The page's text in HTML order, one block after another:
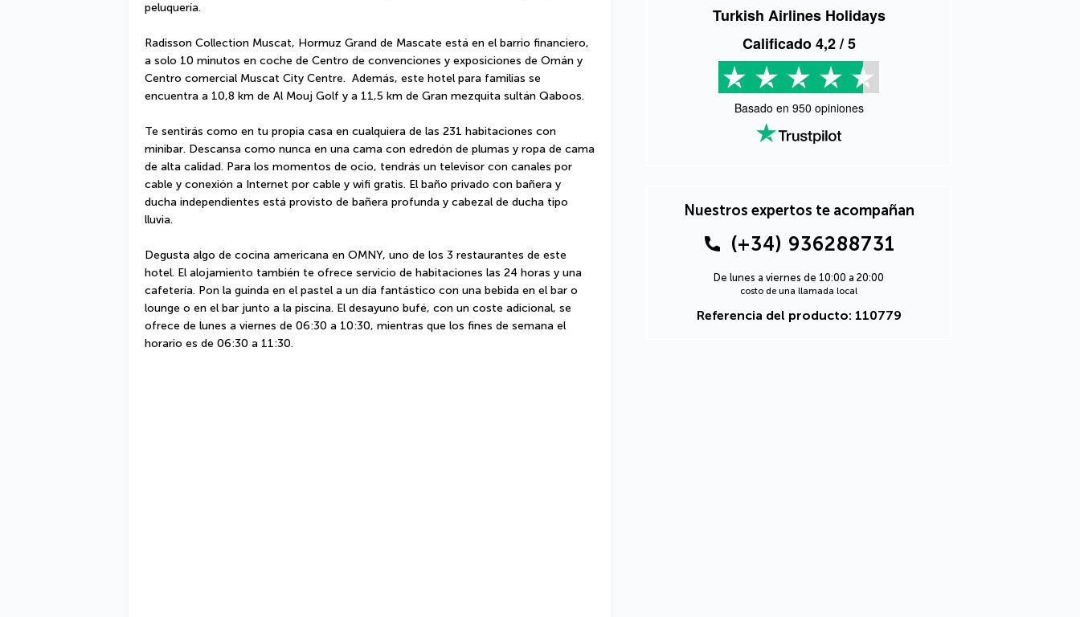
Turkish Airlines Holidays
Calificado4,2/ 5
Basado en 950 opiniones
Nuestros expertos te acompañan
(+34) 936288731
De lunes a viernes de 10:00 a 20:00
costo de una llamada local
Referencia del producto: 110779
peluquería.
Radisson Collection Muscat, Hormuz Grand de Mascate está en el barrio financiero,
a solo 10 minutos en coche de Centro de convenciones y exposiciones de Omán y
Centro comercial Muscat City Centre.  Además, este hotel para familias se
encuentra a 10,8 km de Al Mouj Golf y a 11,5 km de Gran mezquita sultán Qaboos.
Te sentirás como en tu propia casa en cualquiera de las 231 habitaciones con
minibar. Descansa como nunca en una cama con edredón de plumas y ropa de cama
de alta calidad. Para los momentos de ocio, tendrás un televisor con canales por
cable y conexión a Internet por cable y wifi gratis. El baño privado con bañera y
ducha independientes está provisto de bañera profunda y cabezal de ducha tipo
lluvia.
Degusta algo de cocina americana en OMNY, uno de los 3 restaurantes de este
hotel. El alojamiento también te ofrece servicio de habitaciones las 24 horas y una
cafetería. Pon la guinda en el pastel a un día fantástico con una bebida en el bar o
lounge o en el bar junto a la piscina. El desayuno bufé, con un coste adicional, se
ofrece de lunes a viernes de 06:30 a 10:30, mientras que los fines de semana el
horario es de 06:30 a 11:30.